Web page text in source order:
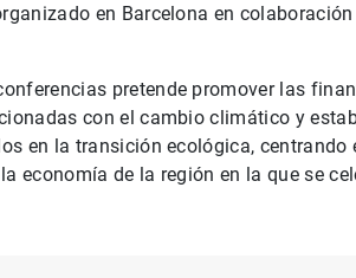
en Barcelona en
pretende promover las
con el cambio climático y
en la transición ecológica,
economía de la región en la que se